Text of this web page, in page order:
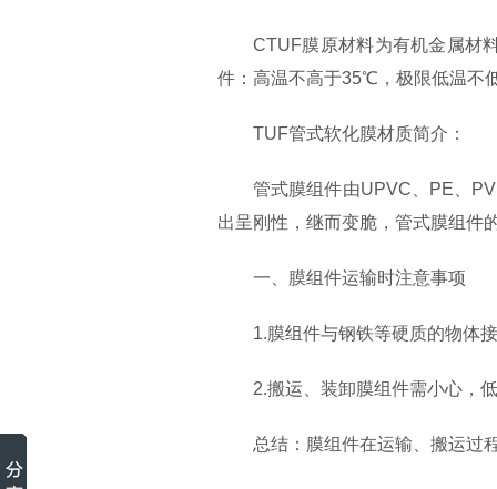
CTUF膜原材料为有机金属材
件：高温不高于35℃，极限低温不
TUF管式软化膜材质简介：
管式膜组件由UPVC、PE、
出呈刚性，继而变脆，管式膜组件
一、膜组件运输时注意事项
1.膜组件与钢铁等硬质的物体
2.搬运、装卸膜组件需小心，
总结：膜组件在运输、搬运过